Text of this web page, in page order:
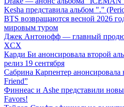
Kesha представила альбом "."
BTS возвращаются весной 2026
мировым туром
Джек Антонофф — главный
XCX
Карди Би анонсировала второй
релиз 19 сентября
Сабрина Карпентер анонсировала
Friend”
Финнеас и Ashe представили
Favors!